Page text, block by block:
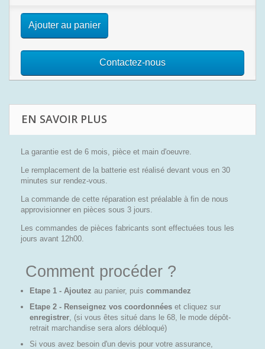
Ajouter au panier
Contactez-nous
EN SAVOIR PLUS
La garantie est de 6 mois, pièce et main d'oeuvre.
Le remplacement de la batterie est réalisé devant vous en 30
minutes sur rendez-vous.
La commande de cette réparation est préalable à fin de nous
approvisionner en pièces sous 3 jours.
Les commandes de pièces fabricants sont effectuées tous les
jours avant 12h00.
Comment procéder ?
Etape 1 - Ajoutez au panier, puis commandez
Etape 2 - Renseignez vos coordonnées et cliquez sur
enregistrer , (si vous êtes situé dans le 68, le mode dépôt-
retrait marchandise sera alors débloqué)
Si vous avez besoin d'un devis pour votre assurance,